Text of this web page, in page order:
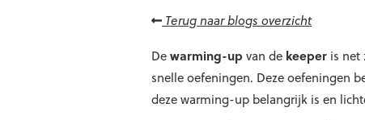
Terug naar blogs overzicht
Dewarming-up van de keeper is net
snelle oefeningen. Deze oefeningen
deze warming-up belangrijk is en